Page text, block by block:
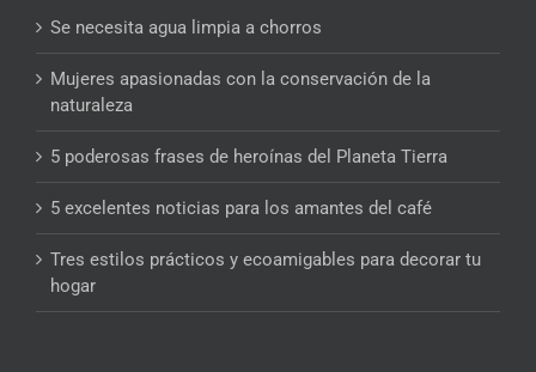
Se necesita agua limpia a chorros
Mujeres apasionadas con la conservación de la
naturaleza
5 poderosas frases de heroínas del Planeta Tierra
5 excelentes noticias para los amantes del café
Tres estilos prácticos y ecoamigables para decorar tu
hogar